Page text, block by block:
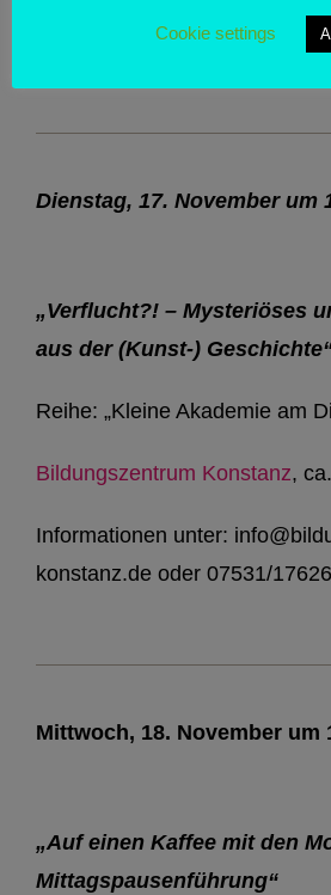
konstanz.de oder 07531/17626
Dienstag, 17. November um
„Verflucht?! – Mysteriöses
aus der (Kunst-)
Reihe: „Kleine Akademie am
Bildungszentrum Konstanz,
Informationen unter:
konstanz.de oder 07531/17626
Mittwoch, 18. November um
„Auf einen Kaffee mit den
Mittagspausenführung“
Cookie settings